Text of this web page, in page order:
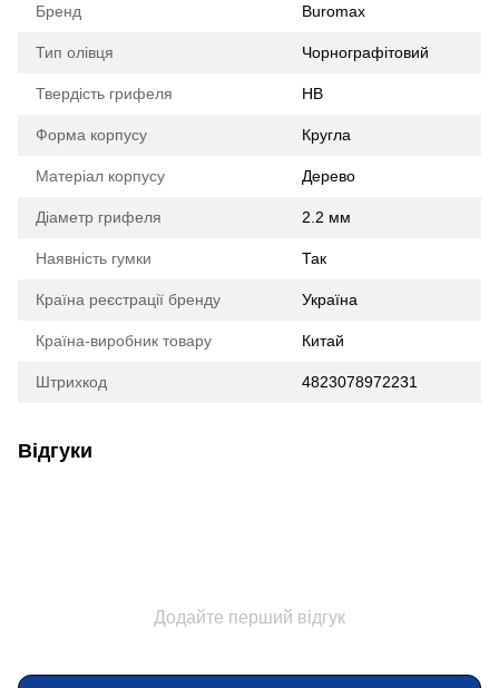
Бренд Buromax
Тип олівця Чорнографітовий
Твердість грифеля HB
Форма корпусу Кругла
Матеріал корпусу Дерево
Діаметр грифеля 2.2 мм
Наявність гумки Так
Країна реєстрації бренду Україна
Країна-виробник товару Китай
Штрихкод 4823078972231
Відгуки
Додайте перший відгук